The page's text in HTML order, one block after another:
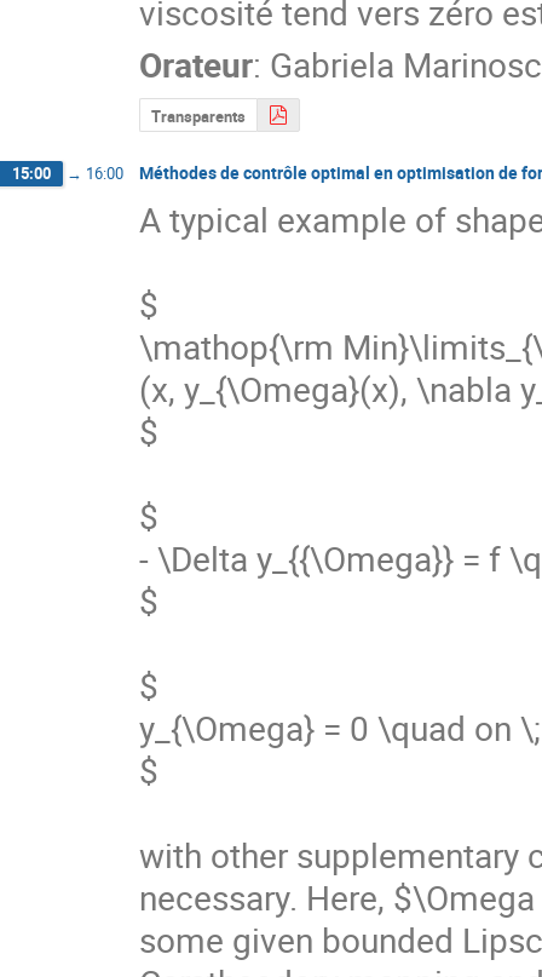
viscosité tend vers zéro
Orateur: Gabriela
Transparents
15:00 → 16:00 Méthodes de contrôle optimal en optimisation de
A typical example of
$
\mathop{\rm
(x, y_{\Omega}(x), \nabla
$
$
- \Delta y_{{\Omega}} = f
$
$
y_{\Omega} = 0 \quad on
$
with other supplementary
necessary. Here,
some given bounded